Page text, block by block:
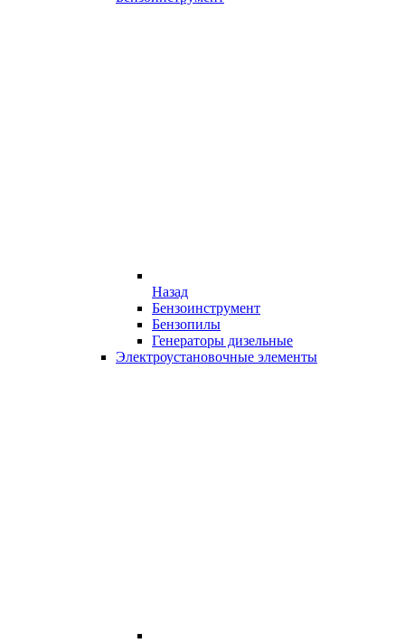
Назад
Бензоинструмент
Бензопилы
Генераторы дизельные
Электроустановочные элементы